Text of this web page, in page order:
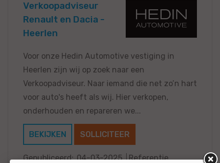
Verkoopadviseur
Renault en Dacia -
Heerlen
Voor onze Hedin Automotive vestiging in
Heerlen zijn wij op zoek naar een
Verkoopadviseur. Naar iemand die net zo’n hart
voor auto's heeft als wij. Hier verkopen,
onderhouden en repareren we...
BEKIJKEN SOLLICITEER
Gepubliceerd:04-03-2025 Referentie